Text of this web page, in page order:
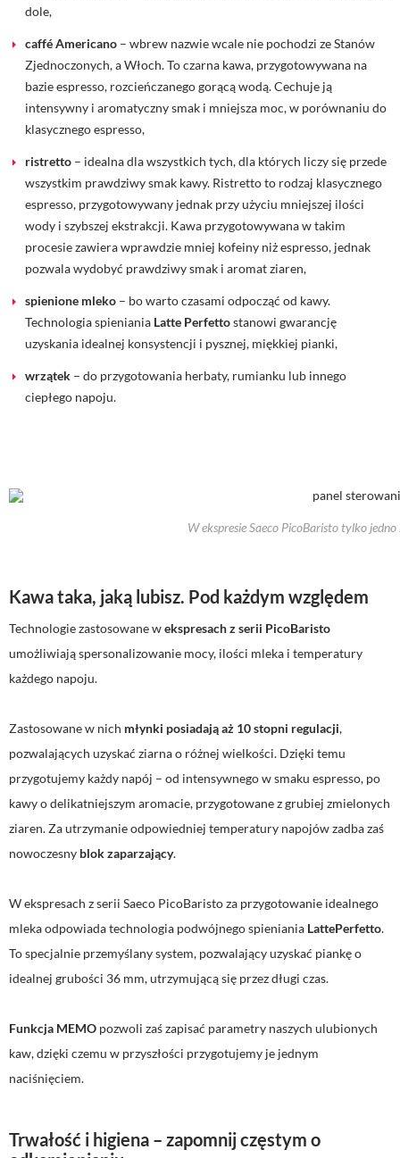
dole,
caffé Americano – wbrew nazwie wcale nie pochodzi ze Stanów
Zjednoczonych, a Włoch. To czarna kawa, przygotowywana na
bazie espresso, rozcieńczanego gorącą wodą. Cechuje ją
intensywny i aromatyczny smak i mniejsza moc, w porównaniu do
klasycznego espresso,
ristretto – idealna dla wszystkich tych, dla których liczy się przede
wszystkim prawdziwy smak kawy. Ristretto to rodzaj klasycznego
espresso, przygotowywany jednak przy użyciu mniejszej ilości
wody i szybszej ekstrakcji. Kawa przygotowywana w takim
procesie zawiera wprawdzie mniej kofeiny niż espresso, jednak
pozwala wydobyć prawdziwy smak i aromat ziaren,
spienione mleko – bo warto czasami odpocząć od kawy.
Technologia spieniania Latte Perfettostanowi gwarancję
uzyskania idealnej konsystencji i pysznej, miękkiej pianki,
wrzątek – do przygotowania herbaty, rumianku lub innego
ciepłego napoju.
W ekspresie Saeco PicoBaristo tylko
Kawa taka, jaką lubisz. Pod każdym względem
Technologie zastosowane wekspresach z serii PicoBaristo
umożliwiają spersonalizowanie mocy, ilości mleka i temperatury
każdego napoju.
Zastosowane w nich młynki posiadają aż 10 stopni regulacji,
pozwalających uzyskać ziarna o różnej wielkości. Dzięki temu
przygotujemy każdy napój – od intensywnego w smaku espresso, po
kawy o delikatniejszym aromacie, przygotowane z grubiej zmielonych
ziaren. Za utrzymanie odpowiedniej temperatury napojów zadba zaś
nowoczesny blok zaparzający.
W ekspresach z serii Saeco PicoBaristo za przygotowanie idealnego
mleka odpowiada technologia podwójnego spieniania LattePerfetto.
To specjalnie przemyślany system, pozwalający uzyskać piankę o
idealnej grubości 36 mm, utrzymującą się przez długi czas.
Funkcja MEMO pozwoli zaś zapisać parametry naszych ulubionych
kaw, dzięki czemu w przyszłości przygotujemy je jednym
naciśnięciem.
Trwałość i higiena – zapomnij częstym o